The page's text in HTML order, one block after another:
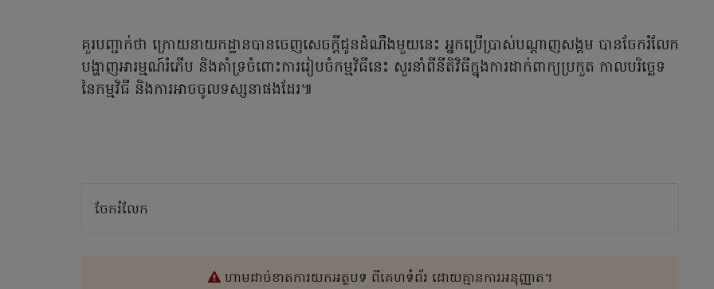
គួរបញ្ជាក់ថា ក្រោយនាយកដ្ឋានបានចេញសេចក្តីជូនដំណឹងមួយនេះ អ្នកប្រើប្រាស់បណ្តាញសង្គម បានចែករំលែក
បង្ហាញអារម្មណ៍រំភើប និងគាំទ្រចំពោះការរៀបចំកម្មវិធីនេះ សួរនាំពីនីតិវិធីក្នុងការដាក់ពាក្យប្រកួត កាលបរិច្ឆេទ
នៃកម្មវិធី​ និងការអាចចូលទស្សនាផងដែរ៕
ចែករំលែក
ហាមដាច់ខាតការយកអត្ថបទ ពីគេហទំព័រ ដោយគ្មានការអនុញ្ញាត។